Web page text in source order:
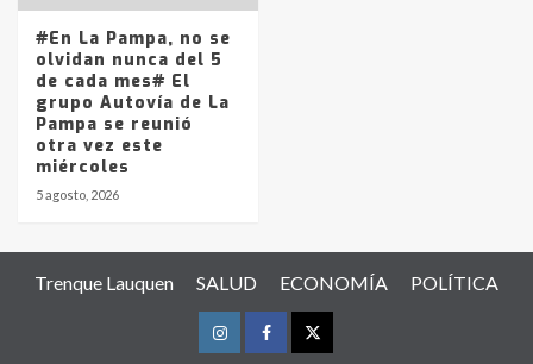
#En La Pampa, no se
olvidan nunca del 5
de cada mes# El
grupo Autovía de La
Pampa se reunió
otra vez este
miércoles
5 agosto, 2026
Trenque Lauquen SALUD ECONOMÍA POLÍTICA
InstagramFacebookTwitter